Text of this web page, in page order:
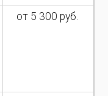
от 5 300 руб.